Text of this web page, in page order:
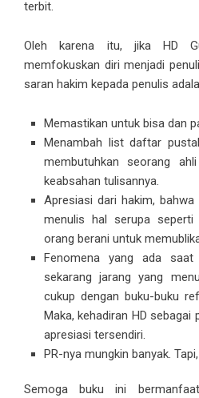
terbit.
Oleh karena itu, jika HD
memfokuskan diri menjadi
saran hakim kepada penulis
Memastikan untuk bisa dan
Menambah list daftar
membutuhkan seorang
keabsahan tulisannya.
Apresiasi dari hakim,
menulis hal serupa seperti
orang berani untuk
Fenomena yang ada
sekarang jarang yang
cukup dengan buku-buku
Maka, kehadiran HD sebagai
apresiasi tersendiri.
PR-nya mungkin banyak.
Semoga buku ini